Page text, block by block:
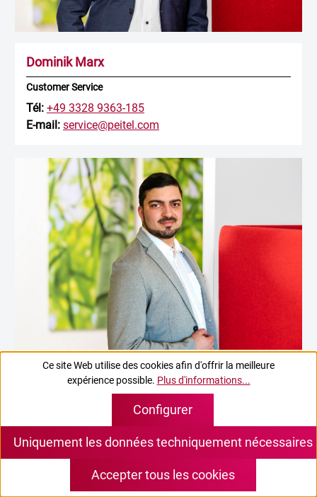
Dominik Marx
Customer Service
Tél: +49 3328 9363-185
E-mail: service@peitel.com
José Soldado Guerrero
Tél: +49 3328 9363-185
E-mail: service@peitel.com
Ce site Web utilise des cookies afin d'offrir la meilleure
expérience possible. Plus d'informations...
Uniquement les données techniquement nécessaires
Configurer
Accepter tous les cookies